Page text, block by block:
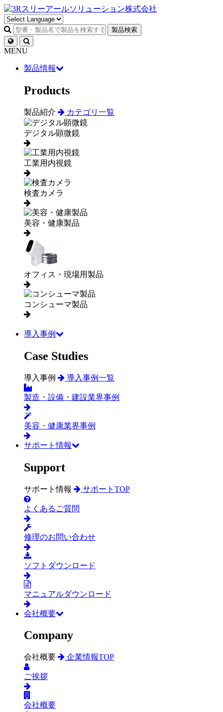
製品検索
MENU
製品情報
Products
製品紹介 カテゴリ一覧
デジタル顕微鏡
工業用内視鏡
検査カメラ
美容・健康製品
オフィス・現場用製品
コンシューマ製品
導入事例
Case Studies
導入事例 導入事例一覧
製造・設備・建設業界事例
美容・健康業界事例
サポート情報
Support
サポート情報 サポートTOP
よくあるご質問
修理のお問い合わせ
ソフトダウンロード
マニュアルダウンロード
会社概要
Company
会社概要 企業情報TOP
ご挨拶
会社概要